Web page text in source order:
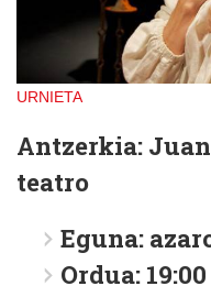
URNIETA
Antzerkia:
teatro
Eguna:
Ordua: 19:00